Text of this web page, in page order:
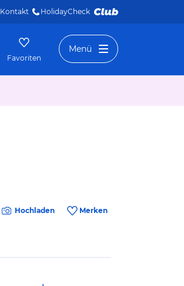
Kontakt HolidayCheck
Favoriten
Menü
Hochladen Merken